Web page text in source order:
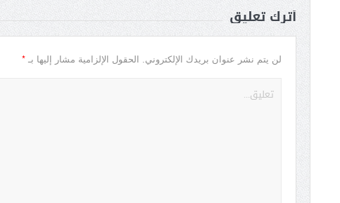
أترك تعليق
لن يتم نشر عنوان بريدك الإلكتروني. الحقول الإلزامية مشار إليها بـ *